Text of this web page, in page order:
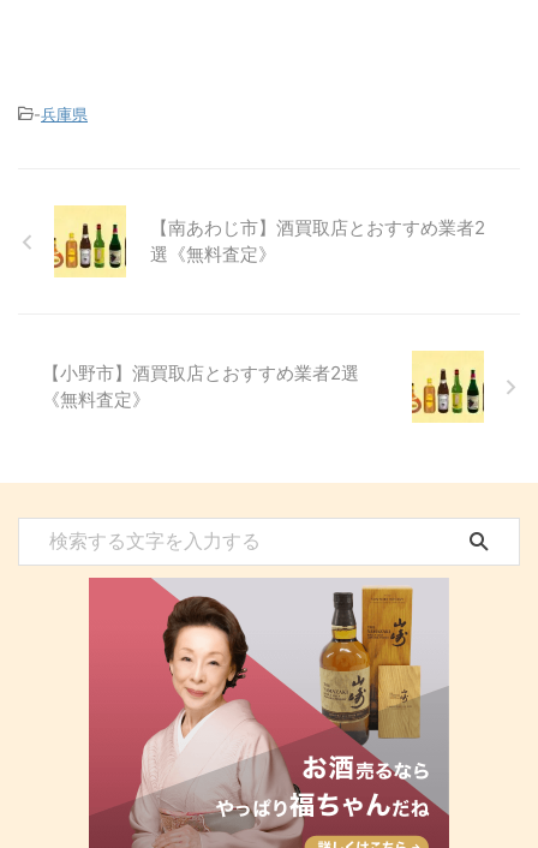
-兵庫県
【南あわじ市】酒買取店とおすすめ業者2
選《無料査定》
【小野市】酒買取店とおすすめ業者2選
《無料査定》